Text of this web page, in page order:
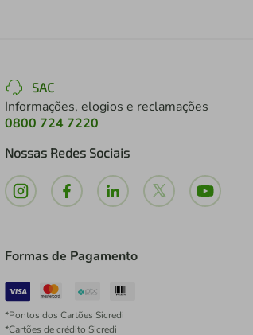
SAC
Informações, elogios e reclamações
0800 724 7220
Nossas Redes Sociais
Formas de Pagamento
*Pontos dos Cartões Sicredi
*Cartões de crédito Sicredi